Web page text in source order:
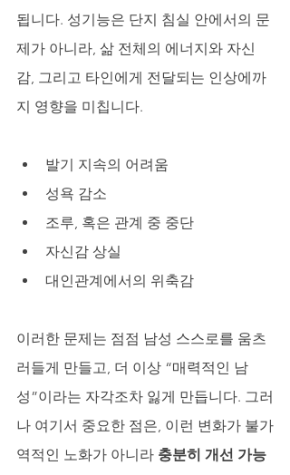
됩니다. 성기능은 단지 침실 안에서의 문
제가 아니라, 삶 전체의 에너지와 자신
감, 그리고 타인에게 전달되는 인상에까
지 영향을 미칩니다.
발기 지속의 어려움
성욕 감소
조루, 혹은 관계 중 중단
자신감 상실
대인관계에서의 위축감
이러한 문제는 점점 남성 스스로를 움츠
러들게 만들고, 더 이상 “매력적인 남
성”이라는 자각조차 잃게 만듭니다. 그러
나 여기서 중요한 점은, 이런 변화가 불가
역적인 노화가 아니라 충분히 개선 가능